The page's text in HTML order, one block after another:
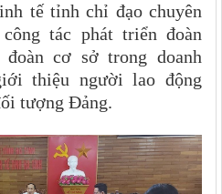
tế tỉnh chỉ đạo chuyên
tác phát triển đoàn
cơ sở trong doanh
thiệu người lao động
tượng Đảng.